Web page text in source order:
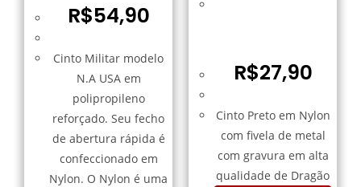
R$54,90
Cinto Militar modelo
N.A USA em
polipropileno
reforçado. Seu fecho
de abertura rápida é
confeccionado em
Nylon. O Nylon é uma
R$27,90
Cinto Preto em Nylon
com fivela de metal
com gravura em alta
qualidade de Dragão